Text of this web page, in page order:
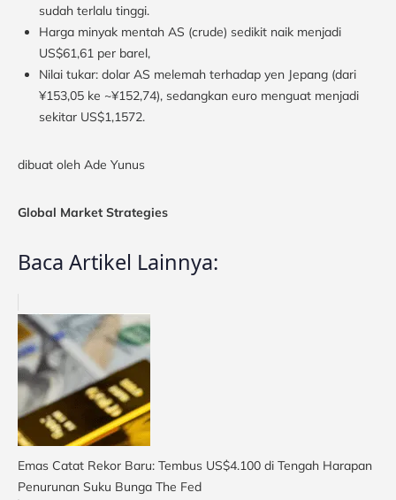
sudah terlalu tinggi.
Harga minyak mentah AS (crude) sedikit naik menjadi
US$61,61 per barel,
Nilai tukar: dolar AS melemah terhadap yen Jepang (dari
¥153,05 ke ~¥152,74), sedangkan euro menguat menjadi
sekitar US$1,1572.
dibuat oleh Ade Yunus
Global Market Strategies
Baca Artikel Lainnya:
Emas Catat Rekor Baru: Tembus US$4.100 di Tengah Harapan
Penurunan Suku Bunga The Fed